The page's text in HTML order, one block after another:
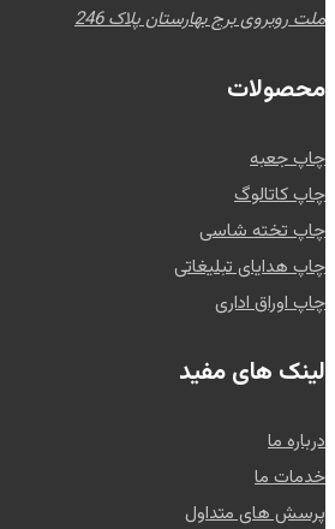
ملت روبروی برج بهارستان پلاک 246
محصولات
چاپ جعبه
چاپ کاتالوگ
چاپ تخته شاسی
چاپ هدایای تبلیغاتی
چاپ اوراق اداری
لینک های مفید
درباره ما
خدمات ما
پرسش های متداول